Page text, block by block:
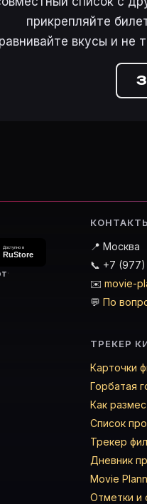
прикрепляйте
вкусы и не
·
📍 Москва
📞 +7
✉️ movie-
💬 По
ТРЕКЕР
Карточки
Горбатая
Как
Список
Трекер
Дневник
Movie
Отметки и